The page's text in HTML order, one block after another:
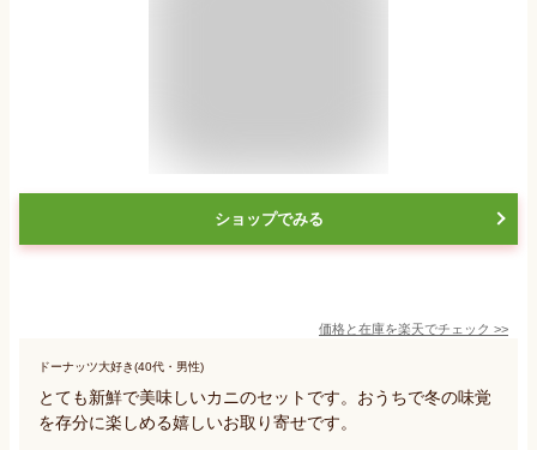
ショップでみる
価格と在庫を楽天でチェック >>
ドーナッツ大好き(40代・男性)
とても新鮮で美味しいカニのセットです。おうちで冬の味覚
を存分に楽しめる嬉しいお取り寄せです。